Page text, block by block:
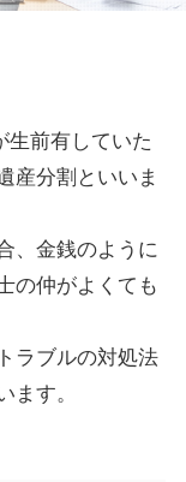
生前有していた
産分割といいま
、金銭のように
の仲がよくても
ラブルの対処法
ます。